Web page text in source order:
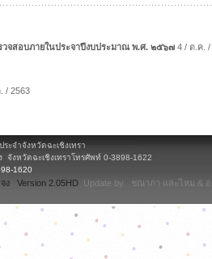
วจสอบภายในประจาปีงบประมาณ พ.ศ. ๒๕๖๗ 4 / ต.ค. /
/ 2563
ระจำจังหวัดฉะเชิงเทรา
งหวัดฉะเชิงเทราโทรศัพท์ 0-3898-1622
1620
ง Version 2.05HD Update by ชณาภา และไหม & อ